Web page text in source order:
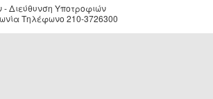
- Διεύθυνση Υποτροφιών
Τηλέφωνο 210-3726300